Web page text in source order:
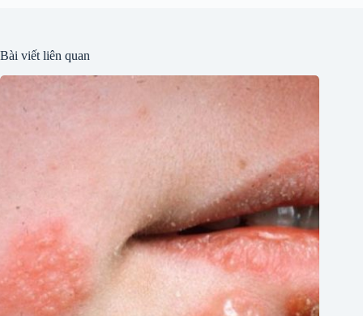
Bài viết liên quan